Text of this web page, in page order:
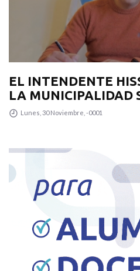
EL INTENDENTE
LA MUNICIPALIDAD
12 COLECTIVOS 0KM
Lunes, 30 Noviembre, -0001